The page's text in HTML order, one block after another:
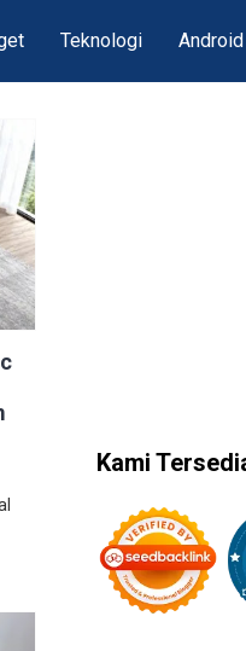
Teknologi Android
Kami